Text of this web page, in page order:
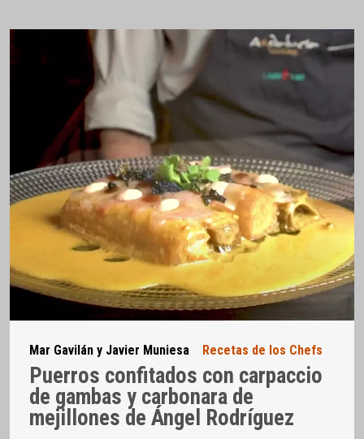
Mar Gavilán y Javier Muniesa Recetas de los Chefs
Puerros confitados con carpaccio
de gambas y carbonara de
mejillones de Ángel Rodríguez